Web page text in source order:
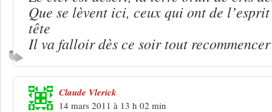
Que se lèvent ici, ceux qui ont de
tête
Il va falloir dès ce soir tout recommencer
Claude Vlerick
14 mars 2011 à 13 h 02 min